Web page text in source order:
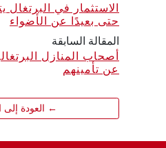
الاستثمار في البرتغال
حتى بعيدًا عن الأضواء
المقالة السابقة
أصحاب المنازل
عن تأمينهم
← العودة إلى